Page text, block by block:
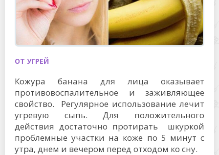
ОТ УГРЕЙ
Кожура банана для лица оказывает
противовоспалительное и заживляющее
свойство. Регулярное использование лечит
угревую сыпь. Для положительного
действия достаточно протирать шкуркой
проблемные участки на коже по 5 минут с
утра, днем и вечером перед отходом ко сну.